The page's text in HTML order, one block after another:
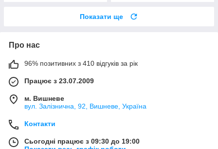
Показати ще
Про нас
96% позитивних з 410 відгуків за рік
Працює з 23.07.2009
м. Вишневе
вул. Залізнична, 92, Вишневе, Україна
Контакти
Сьогодні працює з 09:30 до 19:00